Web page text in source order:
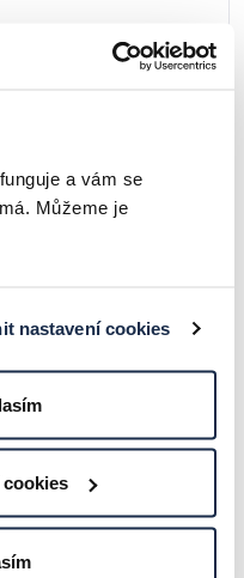
a vám se
Můžeme je
nastavení cookies
cookies